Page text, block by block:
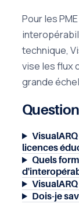
Pour les
technique,
vise les flux
grande
licences
Quels
Dois-je